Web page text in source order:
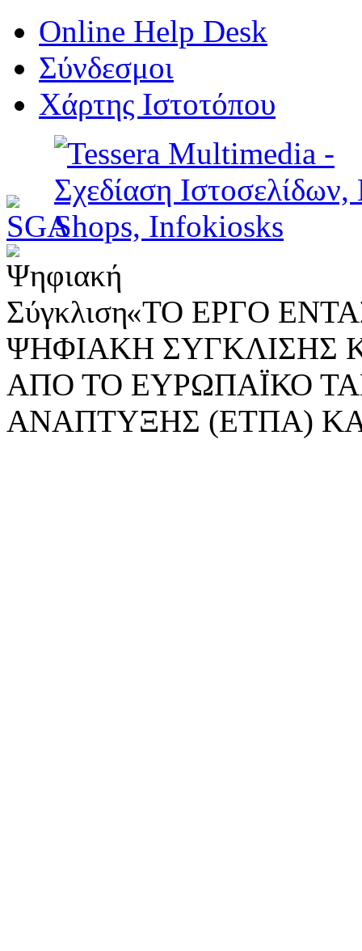
Online Help Desk
Σύνδεσμοι
Χάρτης Ιστοτόπου
«ΤΟ ΕΡΓΟ
ΨΗΦΙΑΚΗ ΣΥΓΚΛΙΣΗΣ
ΑΠΟ ΤΟ ΕΥΡΩΠΑΪΚΟ
ΑΝΑΠΤΥΞΗΣ (ΕΤΠΑ)